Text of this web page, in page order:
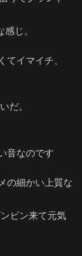
じ。
てイマイチ、
だ。
音なのです
の細かい上質な
ビン来て元気